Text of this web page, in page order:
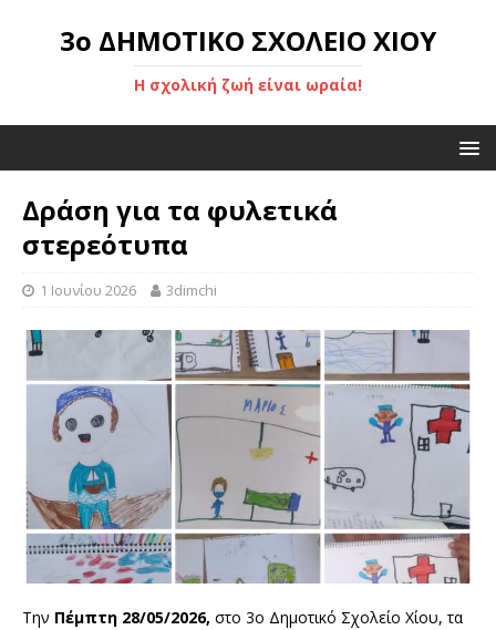
3ο ΔΗΜΟΤΙΚΟ ΣΧΟΛΕΙΟ ΧΙΟΥ
Η σχολική ζωή είναι ωραία!
Δράση για τα φυλετικά
στερεότυπα
1 Ιουνίου 2026 3dimchi
Την Πέμπτη 28/05/2026, στο 3ο Δημοτικό Σχολείο Χίου, τα